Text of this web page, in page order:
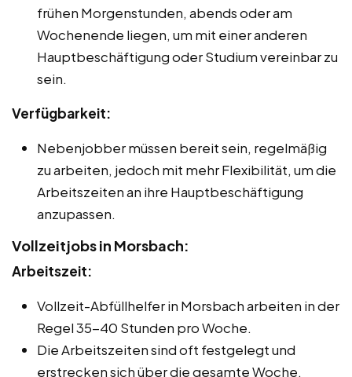
frühen Morgenstunden, abends oder am
Wochenende liegen, um mit einer anderen
Hauptbeschäftigung oder Studium vereinbar zu
sein.
Verfügbarkeit:
Nebenjobber müssen bereit sein, regelmäßig
zu arbeiten, jedoch mit mehr Flexibilität, um die
Arbeitszeiten an ihre Hauptbeschäftigung
anzupassen.
Vollzeitjobs in Morsbach:
Arbeitszeit:
Vollzeit-Abfüllhelfer in Morsbach arbeiten in der
Regel 35-40 Stunden pro Woche.
Die Arbeitszeiten sind oft festgelegt und
erstrecken sich über die gesamte Woche,